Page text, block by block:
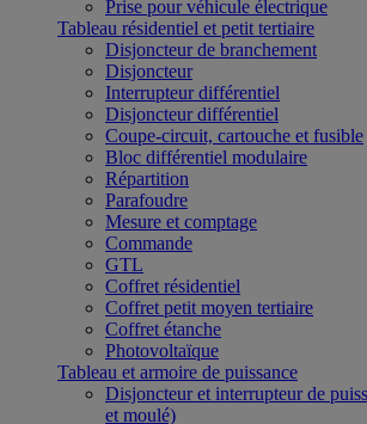
Prise pour véhicule électrique
Tableau résidentiel et petit tertiaire
Disjoncteur de branchement
Disjoncteur
Interrupteur différentiel
Disjoncteur différentiel
Coupe-circuit, cartouche et fusible
Bloc différentiel modulaire
Répartition
Parafoudre
Mesure et comptage
Commande
GTL
Coffret résidentiel
Coffret petit moyen tertiaire
Coffret étanche
Photovoltaïque
Tableau et armoire de puissance
Disjoncteur et interrupteur de
et moulé)